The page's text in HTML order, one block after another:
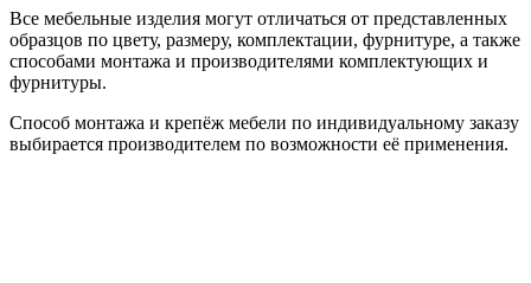
Все мебельные изделия могут отличаться от представленных
образцов по цвету, размеру, комплектации, фурнитуре, а также
способами монтажа и производителями комплектующих и
фурнитуры.
Способ монтажа и крепёж мебели по индивидуальному заказу
выбирается производителем по возможности её применения.